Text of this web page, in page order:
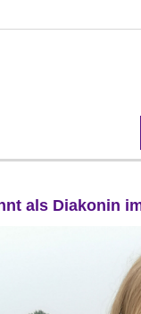
als Diakonin